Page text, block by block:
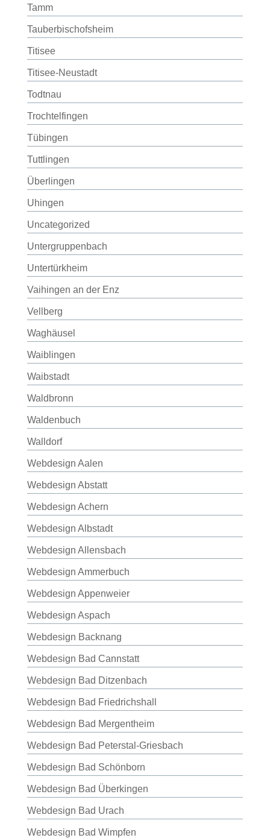
Tamm
Tauberbischofsheim
Titisee
Titisee-Neustadt
Todtnau
Trochtelfingen
Tübingen
Tuttlingen
Überlingen
Uhingen
Uncategorized
Untergruppenbach
Untertürkheim
Vaihingen an der Enz
Vellberg
Waghäusel
Waiblingen
Waibstadt
Waldbronn
Waldenbuch
Walldorf
Webdesign Aalen
Webdesign Abstatt
Webdesign Achern
Webdesign Albstadt
Webdesign Allensbach
Webdesign Ammerbuch
Webdesign Appenweier
Webdesign Aspach
Webdesign Backnang
Webdesign Bad Cannstatt
Webdesign Bad Ditzenbach
Webdesign Bad Friedrichshall
Webdesign Bad Mergentheim
Webdesign Bad Peterstal-Griesbach
Webdesign Bad Schönborn
Webdesign Bad Überkingen
Webdesign Bad Urach
Webdesign Bad Wimpfen